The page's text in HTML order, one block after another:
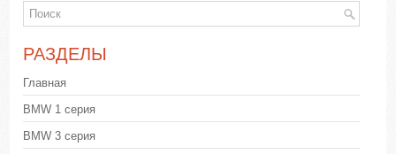
РАЗДЕЛЫ
Главная
BMW 1 серия
BMW 3 серия